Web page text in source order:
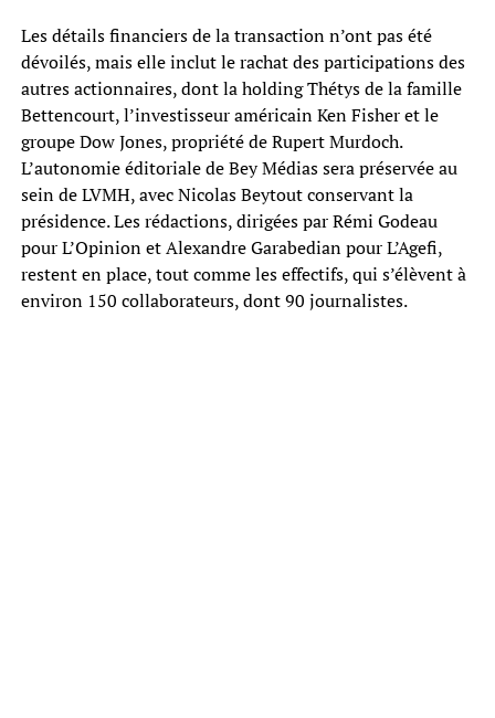
Les détails financiers de la transaction n’ont pas été
dévoilés, mais elle inclut le rachat des participations des
autres actionnaires, dont la holding Thétys de la famille
Bettencourt, l’investisseur américain Ken Fisher et le
groupe Dow Jones, propriété de Rupert Murdoch.
L’autonomie éditoriale de Bey Médias sera préservée au
sein de LVMH, avec Nicolas Beytout conservant la
présidence. Les rédactions, dirigées par Rémi Godeau
pour L’Opinion et Alexandre Garabedian pour L’Agefi,
restent en place, tout comme les effectifs, qui s’élèvent à
environ 150 collaborateurs, dont 90 journalistes.